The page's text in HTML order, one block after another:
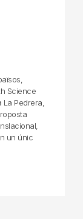
Science
La Pedrera,
un únic